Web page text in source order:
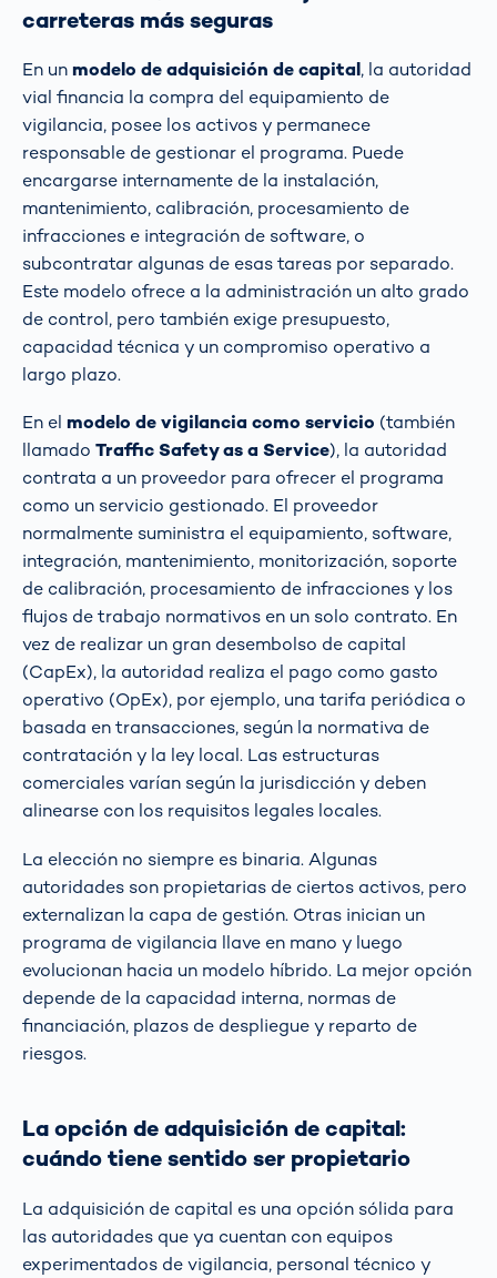
carreteras más seguras
En unmodelo de adquisición de capital, la autoridad
vial financia la compra del equipamiento de
vigilancia, posee los activos y permanece
responsable de gestionar el programa. Puede
encargarse internamente de la instalación,
mantenimiento, calibración, procesamiento de
infracciones e integración de software, o
subcontratar algunas de esas tareas por separado.
Este modelo ofrece a la administración un alto grado
de control, pero también exige presupuesto,
capacidad técnica y un compromiso operativo a
largo plazo.
En el modelo de vigilancia como servicio (también
llamado Traffic Safety as a Service), la autoridad
contrata a un proveedor para ofrecer el programa
como un servicio gestionado. El proveedor
normalmente suministra el equipamiento, software,
integración, mantenimiento, monitorización, soporte
de calibración, procesamiento de infracciones y los
flujos de trabajo normativos en un solo contrato. En
vez de realizar un gran desembolso de capital
(CapEx), la autoridad realiza el pago como gasto
operativo (OpEx), por ejemplo, una tarifa periódica o
basada en transacciones, según la normativa de
contratación y la ley local. Las estructuras
comerciales varían según la jurisdicción y deben
alinearse con los requisitos legales locales.
La elección no siempre es binaria. Algunas
autoridades son propietarias de ciertos activos, pero
externalizan la capa de gestión. Otras inician un
programa de vigilancia llave en mano y luego
evolucionan hacia un modelo híbrido. La mejor opción
depende de la capacidad interna, normas de
financiación, plazos de despliegue y reparto de
riesgos.
La opción de adquisición de capital:
cuándo tiene sentido ser propietario
La adquisición de capital es una opción sólida para
las autoridades que ya cuentan con equipos
experimentados de vigilancia, personal técnico y